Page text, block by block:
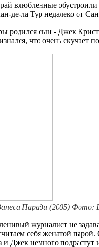
влюбленные
де-ла Тур недалеко от
родился сын - Джек
что очень скучает
Паради (2005) Фото:
журналист не
себя женатой
и Джек немного подрастут